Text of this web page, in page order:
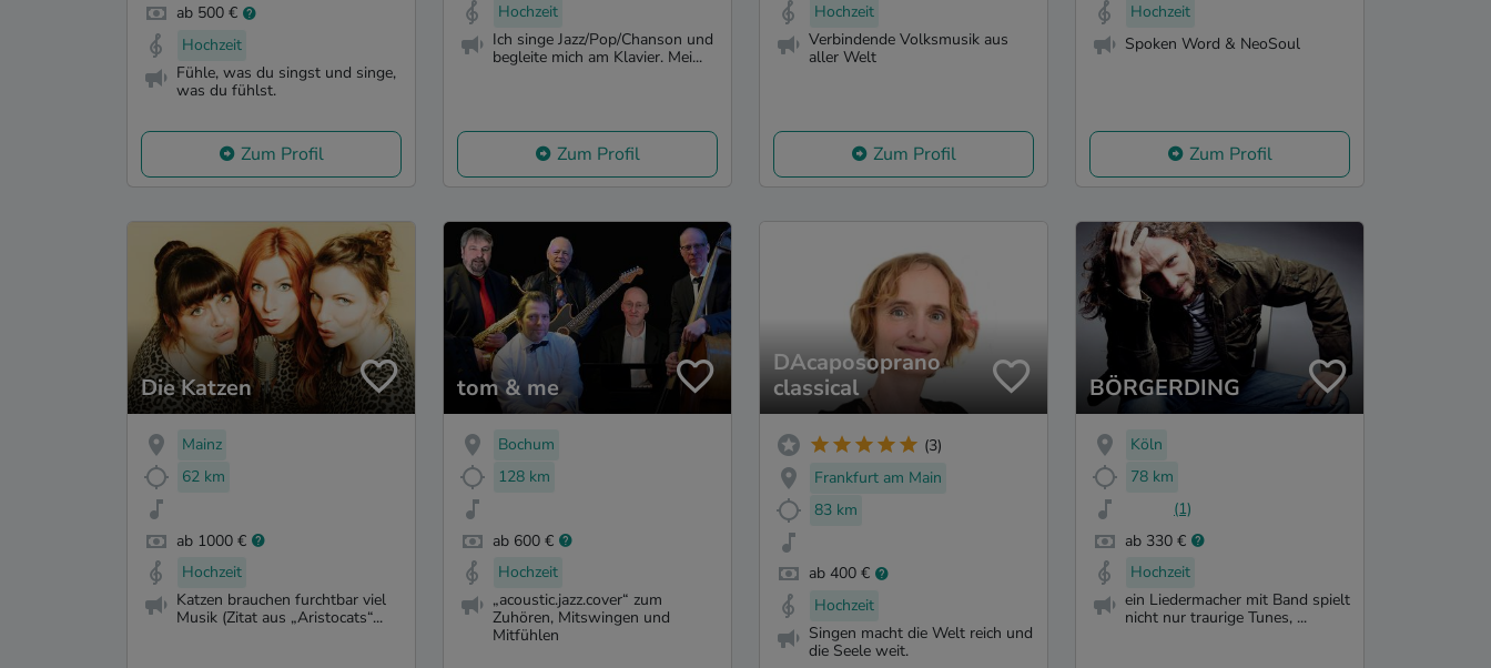
ab 500 €
Hochzeit
Fühle, was du singst und singe,
was du fühlst.
Zum Profil
Hochzeit
Ich singe Jazz/Pop/Chanson und
begleite mich am Klavier. Mei...
Zum Profil
Hochzeit
Verbindende Volksmusik aus
aller Welt
Zum Profil
Hochzeit
Spoken Word & NeoSoul
Zum Profil
Die Katzen
Mainz
62 km
ab 1000 €
Hochzeit
Katzen brauchen furchtbar viel
Musik (Zitat aus „Aristocats“...
tom & me
Bochum
128 km
ab 600 €
Hochzeit
„acoustic.jazz.cover“ zum
Zuhören, Mitswingen und
Mitfühlen
DAcaposoprano
classical
(3)
Frankfurt am Main
83 km
ab 400 €
Hochzeit
Singen macht die Welt reich und
die Seele weit.
BÖRGERDING
Köln
78 km
(1)
ab 330 €
Hochzeit
ein Liedermacher mit Band spielt
nicht nur traurige Tunes, ...